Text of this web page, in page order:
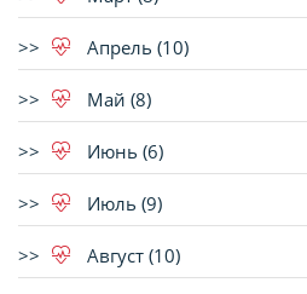
Апрель (10)
Май (8)
Июнь (6)
Июль (9)
Август (10)